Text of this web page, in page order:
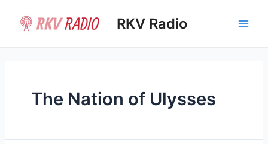
contenido
RKV Radio
The Nation of Ulysses